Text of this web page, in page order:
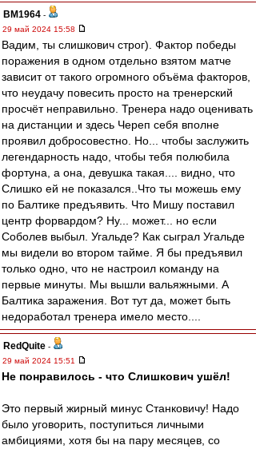
BM1964 -
29 май 2024 15:58
Вадим, ты слишкович строг). Фактор победы
поражения в одном отдельно взятом матче
зависит от такого огромного объёма факторов,
что неудачу повесить просто на тренерский
просчёт неправильно. Тренера надо оценивать
на дистанции и здесь Череп себя вполне
проявил добросовестно. Но... чтобы заслужить
легендарность надо, чтобы тебя полюбила
фортуна, а она, девушка такая.... видно, что
Слишко ей не показался..Что ты можешь ему
по Балтике предъявить. Что Мишу поставил
центр форвардом? Ну... может... но если
Соболев выбыл. Угальде? Как сыграл Угальде
мы видели во втором тайме. Я бы предъявил
только одно, что не настроил команду на
первые минуты. Мы вышли вальяжными. А
Балтика заражения. Вот тут да, может быть
недоработал тренера имело место....
RedQuite -
29 май 2024 15:51
Не понравилось - что Слишкович ушёл!
Это первый жирный минус Станковичу! Надо
было уговорить, поступиться личными
амбициями, хотя бы на пару месяцев, со